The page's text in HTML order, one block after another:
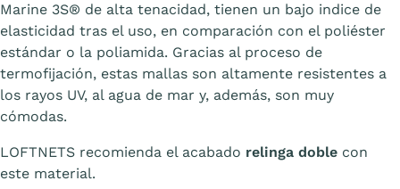
Marine 3S® de alta tenacidad, tienen un bajo indice de
elasticidad tras el uso, en comparación con el poliéster
estándar o la poliamida. Gracias al proceso de
termofijación, estas mallas son altamente resistentes a
los rayos UV, al agua de mar y, además, son muy
cómodas.
LOFTNETS recomienda el acabado relinga doble con
este material.